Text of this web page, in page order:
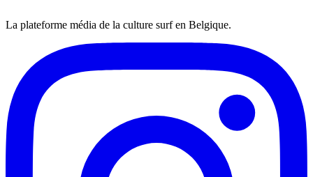
La plateforme média de la culture surf en Belgique.